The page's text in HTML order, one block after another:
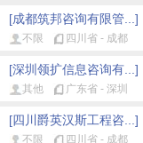
[成都筑邦咨询有限管...]
不限
四川省 - 成都
[深圳领扩信息咨询有...]
其他
广东省 - 深圳
[四川爵英汉斯工程咨...]
不限
四川省 - 成都